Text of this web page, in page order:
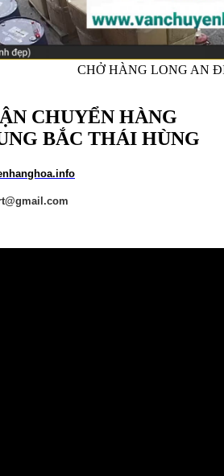
CHỞ HÀNG LONG AN
CHUYỂN HÀNG
BẮC THÁI HÙNG